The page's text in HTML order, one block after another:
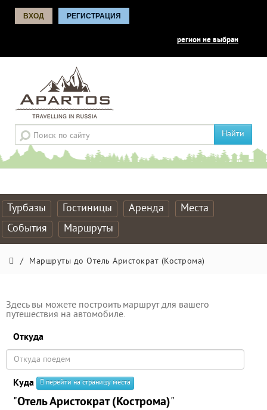
ВХОД РЕГИСТРАЦИЯ
регион не выбран
Найти
Турбазы Гостиницы Аренда
Места
События
Маршруты
/ Маршруты до Отель Аристократ (Кострома)
Здесь вы можете построить маршрут для вашего
путешествия на автомобиле.
Откуда
Куда перейти на страницу места
"Отель Аристократ (Кострома)"